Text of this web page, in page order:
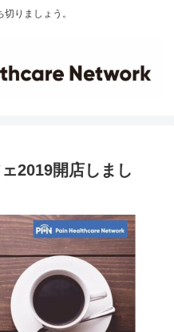
りましょう。
2019開店しまし